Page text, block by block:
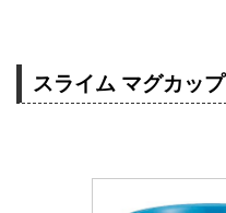
スライム マグカップ